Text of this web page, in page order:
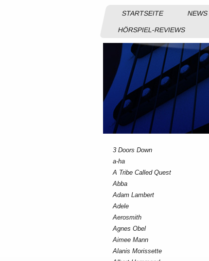
STARTSEITE NEWS
HÖRSPIEL-REVIEWS
3 Doors Down
a-ha
A Tribe Called Quest
Abba
Adam Lambert
Adele
Aerosmith
Agnes Obel
Aimee Mann
Alanis Morissette